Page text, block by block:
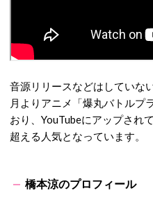
音源リリースなどはしていな
月よりアニメ「爆丸バトルプ
おり、YouTubeにアップされ
超える人気となっています。
橋本涼のプロフィール